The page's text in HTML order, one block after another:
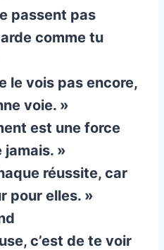
passent pas
comme tu
le vois pas encore,
voie. »
est une force
jamais. »
réussite, car
pour elles. »
c’est de te voir